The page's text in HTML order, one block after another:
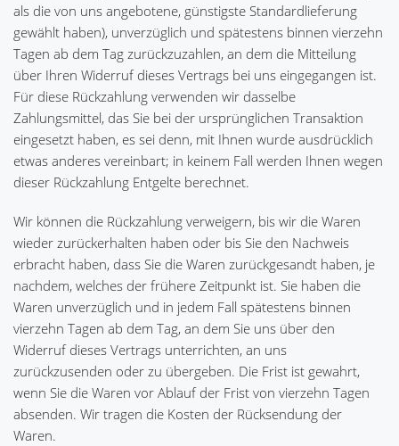
als die von uns angebotene, günstigste Standardlieferung
gewählt haben), unverzüglich und spätestens binnen vierzehn
Tagen ab dem Tag zurückzuzahlen, an dem die Mitteilung
über Ihren Widerruf dieses Vertrags bei uns eingegangen ist.
Für diese Rückzahlung verwenden wir dasselbe
Zahlungsmittel, das Sie bei der ursprünglichen Transaktion
eingesetzt haben, es sei denn, mit Ihnen wurde ausdrücklich
etwas anderes vereinbart; in keinem Fall werden Ihnen wegen
dieser Rückzahlung Entgelte berechnet.
Wir können die Rückzahlung verweigern, bis wir die Waren
wieder zurückerhalten haben oder bis Sie den Nachweis
erbracht haben, dass Sie die Waren zurückgesandt haben, je
nachdem, welches der frühere Zeitpunkt ist. Sie haben die
Waren unverzüglich und in jedem Fall spätestens binnen
vierzehn Tagen ab dem Tag, an dem Sie uns über den
Widerruf dieses Vertrags unterrichten, an uns
zurückzusenden oder zu übergeben. Die Frist ist gewahrt,
wenn Sie die Waren vor Ablauf der Frist von vierzehn Tagen
absenden. Wir tragen die Kosten der Rücksendung der
Waren.